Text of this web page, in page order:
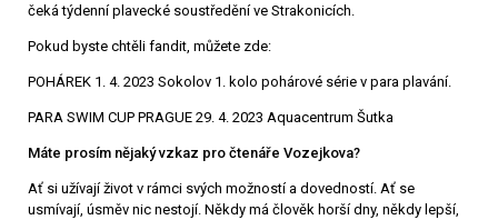
čeká týdenní plavecké soustředění ve Strakonicích.
Pokud byste chtěli fandit, můžete zde:
POHÁREK 1. 4. 2023 Sokolov 1. kolo pohárové série v para plavání.
PARA SWIM CUP PRAGUE 29. 4. 2023 Aquacentrum Šutka
Máte prosím nějaký vzkaz pro čtenáře Vozejkova?
Ať si užívají život v rámci svých možností a dovedností. Ať se
usmívají, úsměv nic nestojí. Někdy má člověk horší dny, někdy lepší,